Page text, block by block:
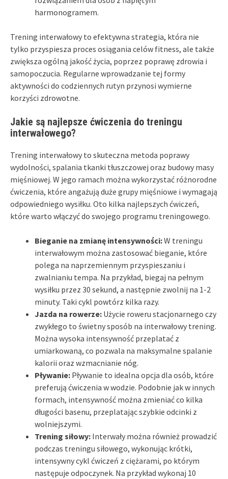
harmonogramem.
Trening interwałowy to efektywna strategia, która nie
tylko przyspiesza proces osiągania celów fitness, ale także
zwiększa ogólną jakość życia, poprzez poprawę zdrowia i
samopoczucia. Regularne wprowadzanie tej formy
aktywności do codziennych rutyn przynosi wymierne
korzyści zdrowotne.
Jakie są najlepsze ćwiczenia do treningu
interwałowego?
Trening interwałowy to skuteczna metoda poprawy
wydolności, spalania tkanki tłuszczowej oraz budowy masy
mięśniowej. W jego ramach można wykorzystać różnorodne
ćwiczenia, które angażują duże grupy mięśniowe i wymagają
odpowiedniego wysiłku. Oto kilka najlepszych ćwiczeń,
które warto włączyć do swojego programu treningowego.
Bieganie na zmianę intensywności:W treningu
interwałowym można zastosować bieganie, które
polega na naprzemiennym przyspieszaniu i
zwalnianiu tempa. Na przykład, biegaj na pełnym
wysiłku przez 30 sekund, a następnie zwolnij na 1-2
minuty. Taki cykl powtórz kilka razy.
Jazda na rowerze: Użycie roweru stacjonarnego czy
zwykłego to świetny sposób na interwałowy trening.
Można wysoka intensywność przeplatać z
umiarkowaną, co pozwala na maksymalne spalanie
kalorii oraz wzmacnianie nóg.
Pływanie: Pływanie to idealna opcja dla osób, które
preferują ćwiczenia w wodzie. Podobnie jak w innych
formach, intensywność można zmieniać co kilka
długości basenu, przeplatając szybkie odcinki z
wolniejszymi.
Trening siłowy: Interwały można również prowadzić
podczas treningu siłowego, wykonując krótki,
intensywny cykl ćwiczeń z ciężarami, po którym
następuje odpoczynek. Na przykład wykonaj 10